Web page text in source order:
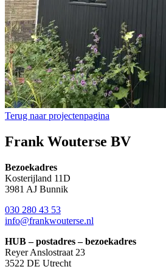
Terug naar projectenpagina
Frank Wouterse BV
Bezoekadres
Kosterijland 11D
3981 AJ Bunnik
030 280 43 53
info@frankwouterse.nl
HUB – postadres – bezoekadres
Reyer Anslostraat 23
3522 DE Utrecht